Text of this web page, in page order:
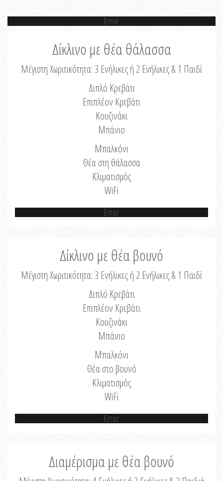
Error
Δίκλινο με θέα θάλασσα
Μέγιστη Χωριτικότητα: 3 Ενήλικες ή 2 Ενήλικες & 1 Παιδί
Διπλό Κρεβάτι
Επιπλέον Κρεβάτι
Κουζινάκι
Μπάνιο
Μπαλκόνι
Θέα στη θάλασσα
Κλιματισμός
WiFi
Error
Δίκλινο με θέα βουνό
Μέγιστη Χωριτικότητα: 3 Ενήλικες ή 2 Ενήλικες & 1 Παιδί
Διπλό Κρεβάτι
Επιπλέον Κρεβάτι
Κουζινάκι
Μπάνιο
Μπαλκόνι
Θέα στο βουνό
Κλιματισμός
WiFi
Error
Διαμέρισμα με θέα βουνό